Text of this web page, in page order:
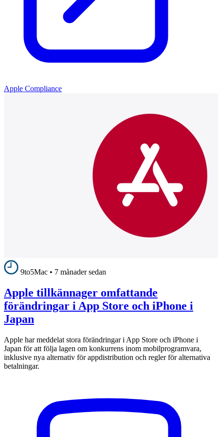
Apple Compliance
9to5Mac • 7 månader sedan
Apple tillkännager omfattande
förändringar i App Store och iPhone i
Japan
Apple har meddelat stora förändringar i App Store och iPhone i
Japan för att följa lagen om konkurrens inom mobilprogramvara,
inklusive nya alternativ för appdistribution och regler för alternativa
betalningar.